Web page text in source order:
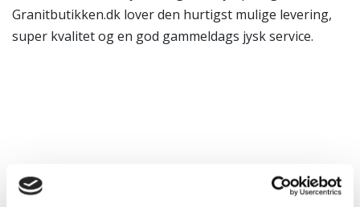
Granitbutikken.dk lover den hurtigst mulige levering,
super kvalitet og en god gammeldags jysk service.